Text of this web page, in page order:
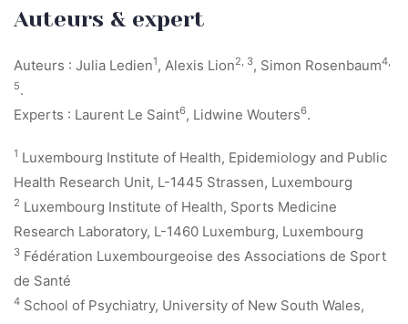
Auteurs & expert
Auteurs : Julia Ledien1, Alexis Lion2, 3, Simon Rosenbaum4,
5.
Experts : Laurent Le Saint6, Lidwine Wouters6.
1 Luxembourg Institute of Health, Epidemiology and Public
Health Research Unit, L-1445 Strassen, Luxembourg
2 Luxembourg Institute of Health, Sports Medicine
Research Laboratory, L-1460 Luxemburg, Luxembourg
3 Fédération Luxembourgeoise des Associations de Sport
de Santé
4 School of Psychiatry, University of New South Wales,